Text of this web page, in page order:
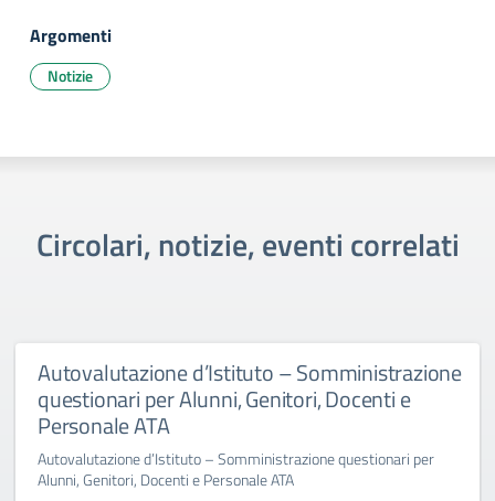
Argomenti
Notizie
Circolari, notizie, eventi correlati
Autovalutazione d’Istituto – Somministrazione
questionari per Alunni, Genitori, Docenti e
Personale ATA
Autovalutazione d’Istituto – Somministrazione questionari per
Alunni, Genitori, Docenti e Personale ATA